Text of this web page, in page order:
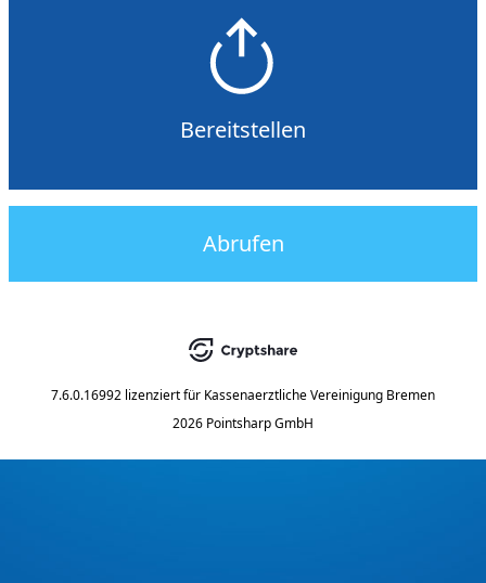
Bereitstellen
Abrufen
7.6.0.16992 lizenziert für Kassenaerztliche Vereinigung Bremen
2026 Pointsharp GmbH